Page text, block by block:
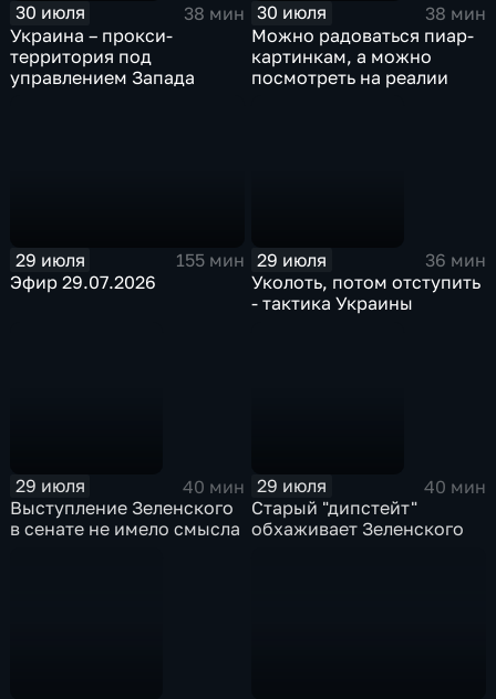
30 июля
38 мин
Украина – прокси-
территория под
управлением Запада
30 июля
38 мин
Можно радоваться пиар-
картинкам, а можно
посмотреть на реалии
29 июля
155 мин
Эфир 29.07.2026
29 июля
36 мин
Уколоть, потом отступить
- тактика Украины
29 июля
40 мин
Выступление Зеленского
в сенате не имело смысла
29 июля
40 мин
Старый "дипстейт"
обхаживает Зеленского